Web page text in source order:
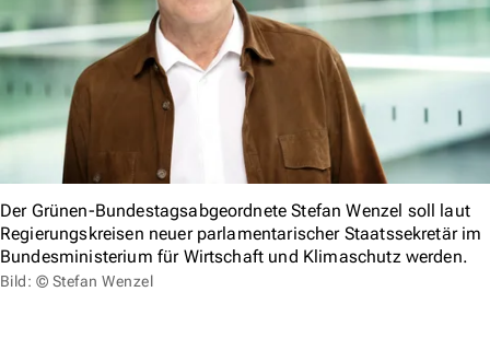
Der Grünen-Bundestagsabgeordnete Stefan Wenzel soll laut
Regierungskreisen neuer parlamentarischer Staatssekretär im
Bundesministerium für Wirtschaft und Klimaschutz werden.
Bild: © Stefan Wenzel